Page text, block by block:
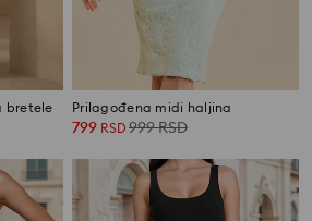
bretele Prilagođena midi haljina
799 RSD 999RSD